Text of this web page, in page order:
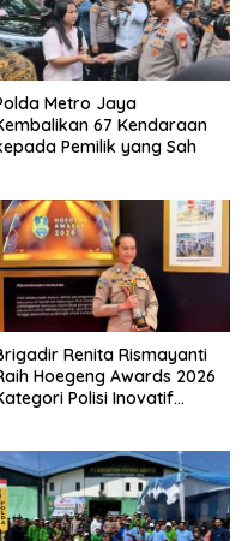
Metro Jaya
67 Kendaraan
Pemilik yang Sah
Renita Rismayanti
Hoegeng Awards 2026
Polisi Inovatif